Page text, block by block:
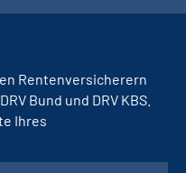
Rentenversicherern
Bund und DRV KBS.
Ihres